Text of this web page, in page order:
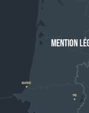
MENTION